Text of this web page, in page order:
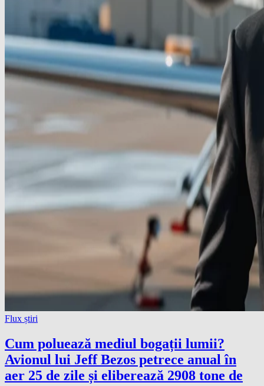
Flux știri
Cum poluează mediul bogații lumii?
Avionul lui Jeff Bezos petrece anual în
aer 25 de zile și eliberează 2908 tone de